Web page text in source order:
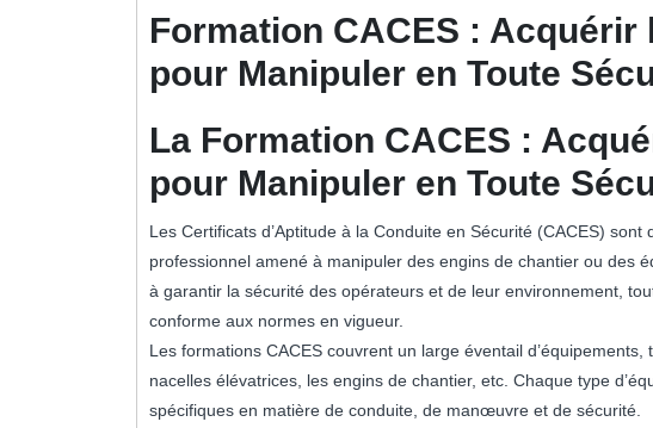
Formation CACES : Acquérir
pour Manipuler en Toute
La Formation CACES :
pour Manipuler en Toute
Les Certificats d’Aptitude à la Conduite en Sécurité (CACES)
professionnel amené à manipuler des engins de chantier ou des
à garantir la sécurité des opérateurs et de leur environnement,
conforme aux normes en vigueur.
Les formations CACES couvrent un large éventail
nacelles élévatrices, les engins de chantier, etc. Chaque type
spécifiques en matière de conduite, de manœuvre et de sécurité.